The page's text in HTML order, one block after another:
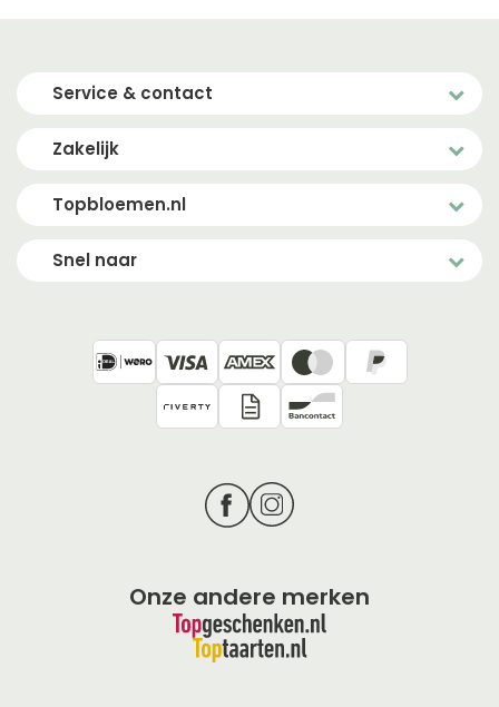
Service & contact
Zakelijk
Topbloemen.nl
Snel naar
Onze andere merken